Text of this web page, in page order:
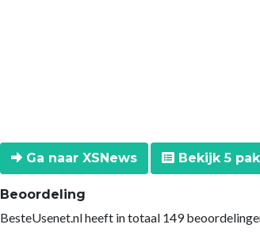
Ga naar XSNews Bekijk 5
Beoordeling
BesteUsenet.nl heeft in totaal 149